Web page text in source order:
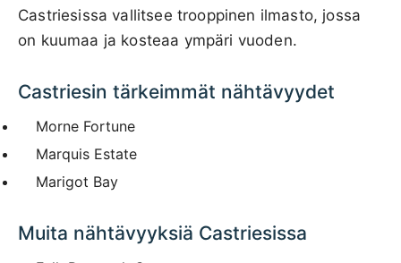
Castriesissa vallitsee trooppinen ilmasto, jossa
on kuumaa ja kosteaa ympäri vuoden.
Castriesin tärkeimmät nähtävyydet
Morne Fortune
Marquis Estate
Marigot Bay
Muita nähtävyyksiä Castriesissa